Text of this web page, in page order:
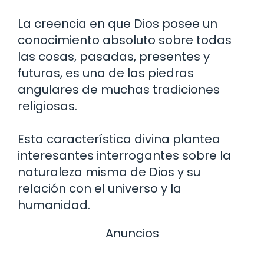
La creencia en que Dios posee un
conocimiento absoluto sobre todas
las cosas, pasadas, presentes y
futuras, es una de las piedras
angulares de muchas tradiciones
religiosas.
Esta característica divina plantea
interesantes interrogantes sobre la
naturaleza misma de Dios y su
relación con el universo y la
humanidad.
Anuncios